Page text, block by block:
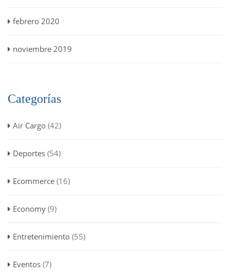
febrero 2020
noviembre 2019
Categorías
Air Cargo (42)
Deportes (54)
Ecommerce (16)
Economy (9)
Entretenimiento (55)
Eventos (7)